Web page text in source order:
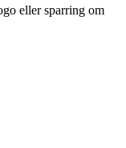
eller sparring om